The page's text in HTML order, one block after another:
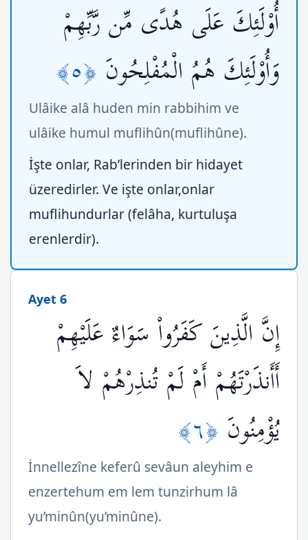
أُوْلَئِكَ عَلَى هُدًى مِّن رَّبِّهِمْ
وَأُوْلَئِكَ هُمُ الْمُفْلِحُونَ ﴿٥﴾
Ulâike alâ huden min rabbihim ve
ulâike humul muflihûn(muflihûne).
İşte onlar, Rab’lerinden bir hidayet
üzeredirler. Ve işte onlar,onlar
muflihundurlar (felâha, kurtuluşa
erenlerdir).
Ayet 6
إِنَّ الَّذِينَ كَفَرُواْ سَوَاءٌ عَلَيْهِمْ
أَأَنذَرْتَهُمْ أَمْ لَمْ تُنذِرْهُمْ لاَ
يُؤْمِنُونَ ﴿٦﴾
İnnellezîne keferû sevâun aleyhim e
enzertehum em lem tunzirhum lâ
yu’minûn(yu’minûne).